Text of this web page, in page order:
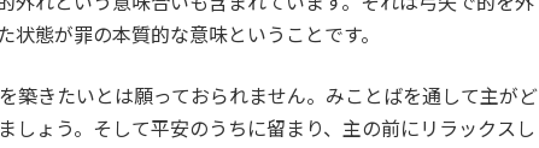
態が罪の本質的な意味ということです。
築きたいとは願っておられません。みことばを通して主がど
しょう。そして平安のうちに留まり、主の前にリラックスし